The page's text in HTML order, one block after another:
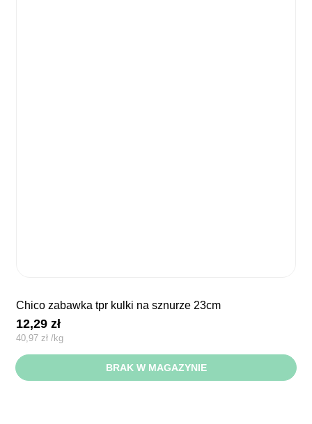
chico zabawka tpr kulki na sznurze 23cm
12,29zł
40,97 zł /kg
BRAK W MAGAZYNIE